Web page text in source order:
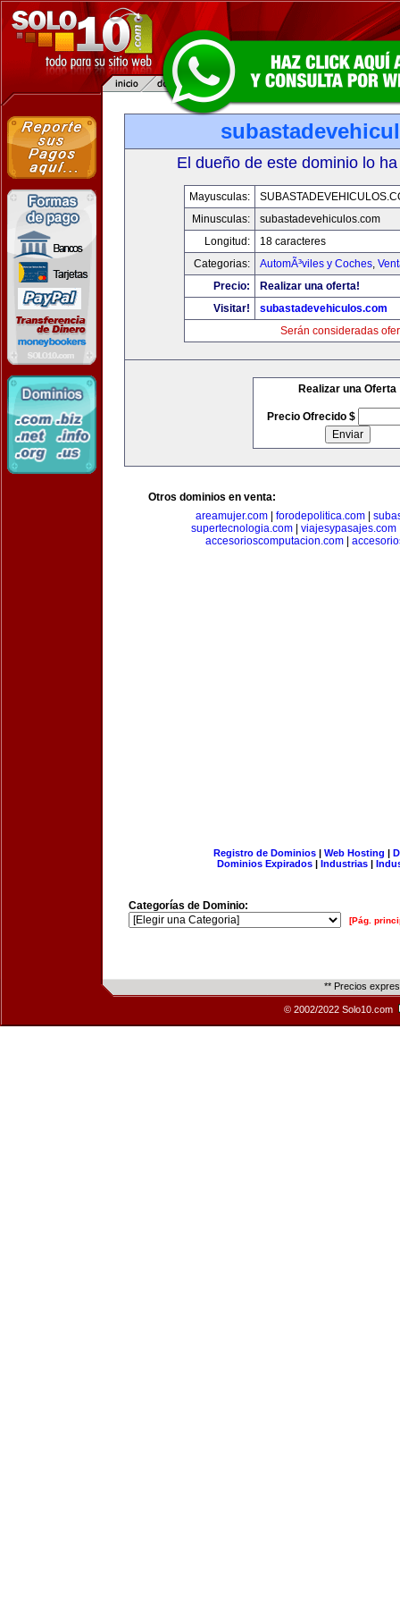
El dueño de este dominio lo
Mayusculas:
Minusculas:
subastadevehiculos.com
Longitud:
18 caracteres
Categorias:
AutomÃ³viles y Coches,
Precio:
Realizar una oferta!
Visitar!
subastadevehiculos.com
Serán consideradas
Realizar una Oferta
Precio Ofrecido $
Otros dominios en venta:
areamujer.com
forodepolitica.com
supertecnologia.com| viajesypasajes.com
accesorioscomputacion.com
Registro de Dominios| Web Hosting |
Dominios Expirados | Industrias |
Categorías de Dominio:
[Pág.
** Precios
© 2002/2022 Solo10.com